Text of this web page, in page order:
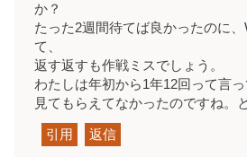
か？
たった2週間待てば良かったのに
て、
返す返すも作戦ミスでしょう。
わたしは年初から1年12回って言っ
見てもらえてなかったのですね。
引用 返信